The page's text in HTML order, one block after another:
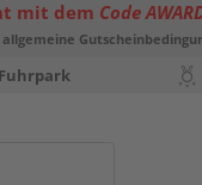
mit dem Code
allgemeine